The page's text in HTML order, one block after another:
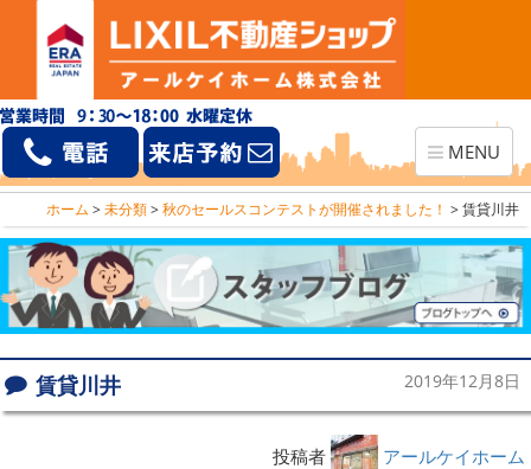
Toggle
navigation
MENU
ホーム >未分類>秋のセールスコンテストが開催されました！ >賃貸川井
賃貸川井 2019年12月8日
投稿者 アールケイホーム